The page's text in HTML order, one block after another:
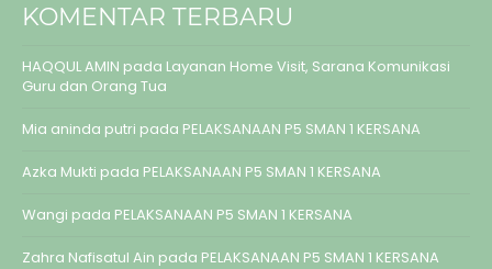
KOMENTAR TERBARU
HAQQUL AMIN pada Layanan Home Visit, Sarana Komunikasi
Guru dan Orang Tua
Mia aninda putri pada PELAKSANAAN P5 SMAN 1 KERSANA
Azka Mukti pada PELAKSANAAN P5 SMAN 1 KERSANA
Wangi pada PELAKSANAAN P5 SMAN 1 KERSANA
Zahra Nafisatul Ain pada PELAKSANAAN P5 SMAN 1 KERSANA